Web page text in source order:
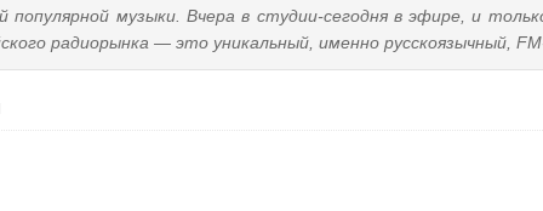
популярной музыки. Вчера в студии-сегодня в эфире, и
радиорынка — это уникальный, именно русскоязычный,